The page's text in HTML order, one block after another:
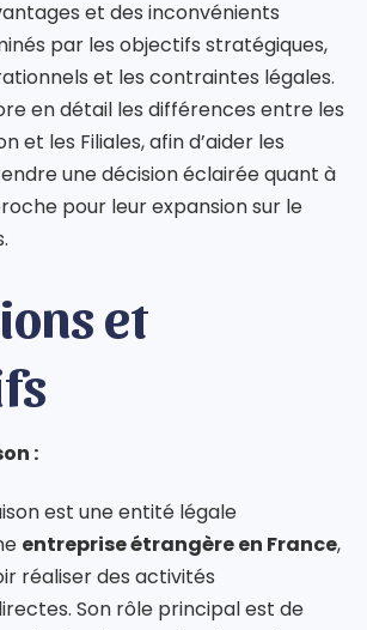
et des inconvénients
par les objectifs stratégiques,
et les contraintes légales.
en détail les différences entre les
et les Filiales, afin d’aider les
une décision éclairée quant à
pour leur expansion sur le
et
:
est une entité légale
entreprise étrangère en France,
réaliser des activités
Son rôle principal est de